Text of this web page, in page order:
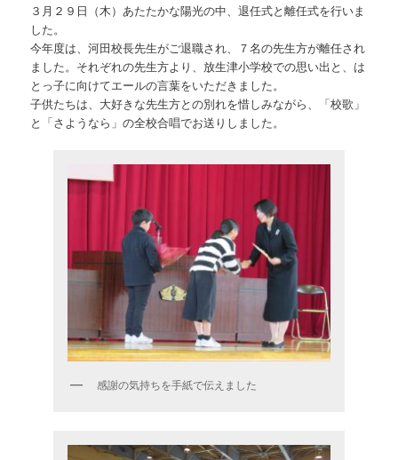
３月２９日（木）あたたかな陽光の中、退任式と離任式を行いま
した。
今年度は、河田校長先生がご退職され、７名の先生方が離任され
ました。それぞれの先生方より、放生津小学校での思い出と、は
とっ子に向けてエールの言葉をいただきました。
子供たちは、大好きな先生方との別れを惜しみながら、「校歌」
と「さようなら」の全校合唱でお送りしました。
感謝の気持ちを手紙で伝えました